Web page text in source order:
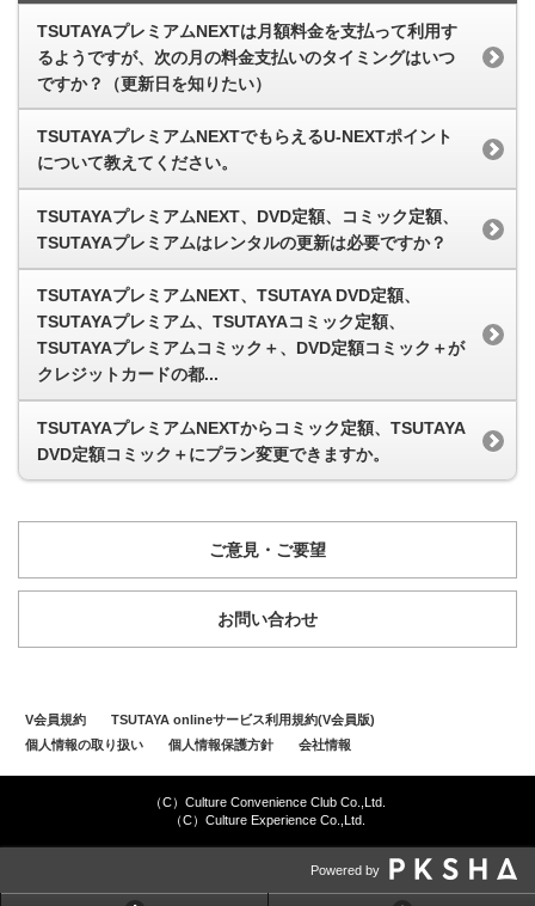
TSUTAYAプレミアムNEXTは月額料金を支払って利用す
るようですが、次の月の料金支払いのタイミングはいつ
ですか？（更新日を知りたい）
TSUTAYAプレミアムNEXTでもらえるU-NEXTポイント
について教えてください。
TSUTAYAプレミアムNEXT、DVD定額、コミック定額、
TSUTAYAプレミアムはレンタルの更新は必要ですか？
TSUTAYAプレミアムNEXT、TSUTAYA DVD定額、
TSUTAYAプレミアム、TSUTAYAコミック定額、
TSUTAYAプレミアムコミック＋、DVD定額コミック＋が
クレジットカードの都...
TSUTAYAプレミアムNEXTからコミック定額、TSUTAYA
DVD定額コミック＋にプラン変更できますか。
ご意見・ご要望
お問い合わせ
V会員規約
TSUTAYA onlineサービス利用規約(V会員版)
個人情報の取り扱い
個人情報保護方針 会社情報
（C）Culture Convenience Club Co.,Ltd.
（C）Culture Experience Co.,Ltd.
Powered by